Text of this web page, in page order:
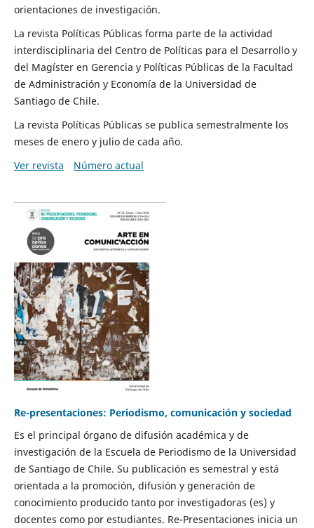
orientaciones de investigación.
La revista Políticas Públicas forma parte de la actividad
interdisciplinaria del Centro de Políticas para el Desarrollo y
del Magíster en Gerencia y Políticas Públicas de la Facultad
de Administración y Economía de la Universidad de
Santiago de Chile.
La revista Políticas Públicas se publica semestralmente los
meses de enero y julio de cada año.
Ver revista
Número actual
Re-presentaciones: Periodismo, comunicación y sociedad
Es el principal órgano de difusión académica y de
investigación de la Escuela de Periodismo de la Universidad
de Santiago de Chile. Su publicación es semestral y está
orientada a la promoción, difusión y generación de
conocimiento producido tanto por investigadoras (es) y
docentes como por estudiantes. Re-Presentaciones inicia un